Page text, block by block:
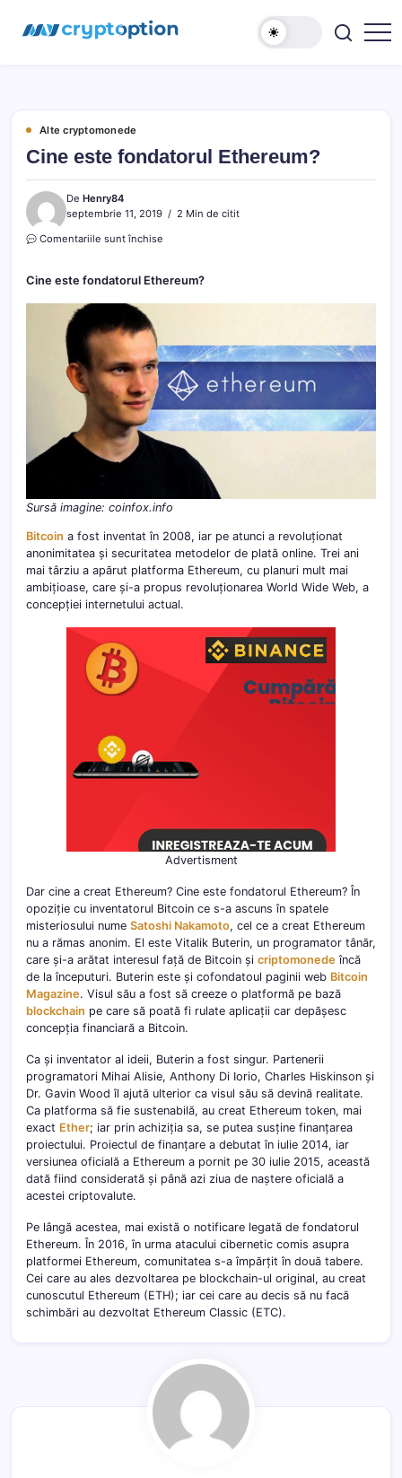
MyCryptOption
Alte cryptomonede
Cine este fondatorul Ethereum?
De Henry84
septembrie 11, 2019
2 Min de citit
Comentariile sunt închise
fondatorul
Cine este fondatorul Ethereum?
Sursă imagine: coinfox.info
Bitcoin a fost inventat în 2008, iar pe atunci a revoluționat
anonimitatea și securitatea metodelor de plată online. Trei ani
mai târziu a apărut platforma Ethereum, cu planuri mult mai
ambițioase, care și-a propus revoluționarea World Wide Web, a
concepției internetului actual.
Advertisment
Dar cine a creat Ethereum? Cine este fondatorul Ethereum? În
opoziție cu inventatorul Bitcoin ce s-a ascuns în spatele
misteriosului nume Satoshi Nakamoto, cel ce a creat Ethereum
nu a rămas anonim. El este Vitalik Buterin, un programator tânăr,
care și-a arătat interesul față de Bitcoin și criptomonede încă
de la începuturi. Buterin este și cofondatoul paginii web Bitcoin
Magazine. Visul său a fost să creeze o platformă pe bază
blockchain pe care să poată fi rulate aplicații car depășesc
concepția financiară a Bitcoin.
Ca și inventator al ideii, Buterin a fost singur. Partenerii
programatori Mihai Alisie, Anthony Di Iorio, Charles Hiskinson și
Dr. Gavin Wood îl ajută ulterior ca visul său să devină realitate.
Ca platforma să fie sustenabilă, au creat Ethereum token, mai
exact Ether; iar prin achiziția sa, se putea susține finanțarea
proiectului. Proiectul de finanțare a debutat în iulie 2014, iar
versiunea oficială a Ethereum a pornit pe 30 iulie 2015, această
dată fiind considerată și până azi ziua de naștere oficială a
acestei criptovalute.
Pe lângă acestea, mai există o notificare legată de fondatorul
Ethereum. În 2016, în urma atacului cibernetic comis asupra
platformei Ethereum, comunitatea s-a împărțit în două tabere.
Cei care au ales dezvoltarea pe blockchain-ul original, au creat
cunoscutul Ethereum (ETH); iar cei care au decis să nu facă
schimbări au dezvoltat Ethereum Classic (ETC).